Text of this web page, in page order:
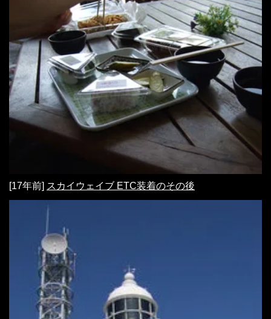
[17年前] スカイウェイブ ETC装着のその後